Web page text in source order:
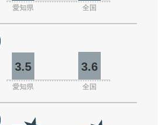
愛知県 全国
3.5 3.6
愛知県 全国